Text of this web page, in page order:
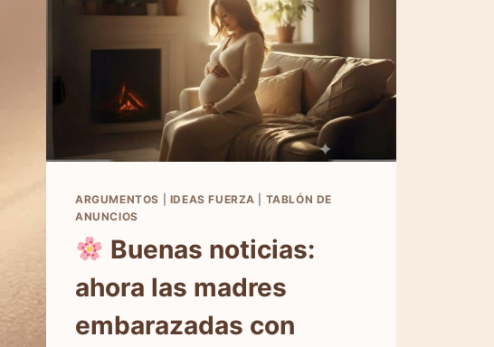
ARGUMENTOS IDEAS FUERZA
TABLÓN DE
ANUNCIOS
Buenas noticias:
ahora las madres
embarazadas con